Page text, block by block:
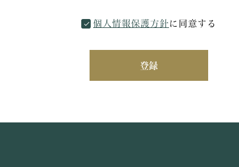
個人情報保護方針 に同意する
登録